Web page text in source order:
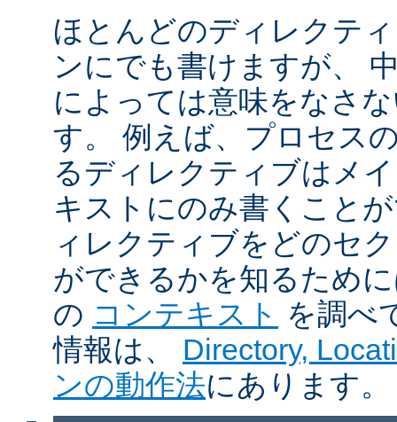
ほとんどのディレクテ
ンにでも書けますが、
によっては意味をなさ
す。 例えば、プロセス
るディレクティブはメ
キストにのみ書くこと
ィレクティブをどのセ
ができるかを知るため
の コンテキスト を調べ
情報は、 Directory,
ンの動作法にあります。